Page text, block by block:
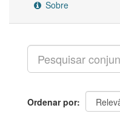
Sobre
Ordenar por